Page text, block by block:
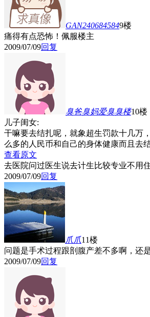
GAN2406845849楼
痛得有点恐怖！佩服楼主
2009/07/09回复
臭爸臭妈爱臭臭楼10楼
儿子闺女:
干嘛要去结扎呢，就象超生罚款十几万
么多的人民币和自己的身体健康而且去
查看原文
去医院问过医生说去计生比较专业不用
2009/07/09回复
爪爪11楼
问题是手术过程跟剖腹产差不多啊，还
2009/07/09回复